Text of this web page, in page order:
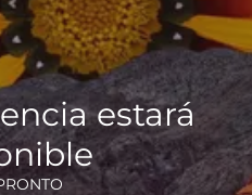
estará